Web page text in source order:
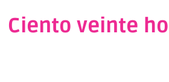
Ciento veinte